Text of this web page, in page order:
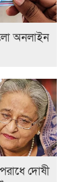
অনলাইন
দোষী